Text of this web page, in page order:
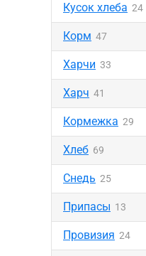
Кусок хлеба 24
Корм 47
Харчи 33
Харч 41
Кормежка 29
Хлеб 69
Снедь 25
Припасы 13
Провизия 24